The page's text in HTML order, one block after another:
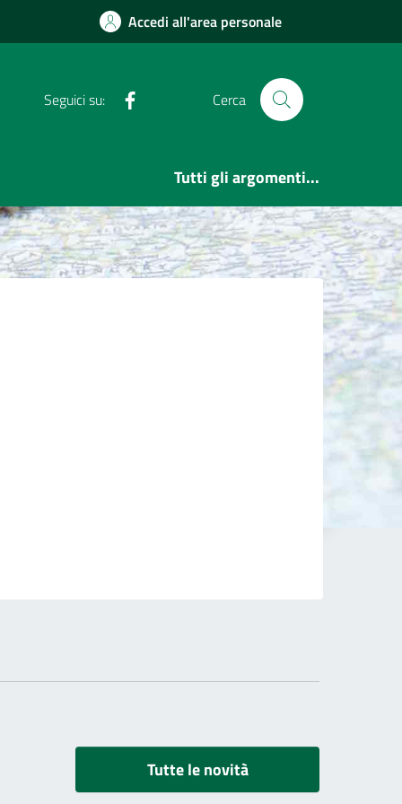
Accedi all'area personale
Seguici su: Cerca
Tutti gli argomenti...
Tutte le novità